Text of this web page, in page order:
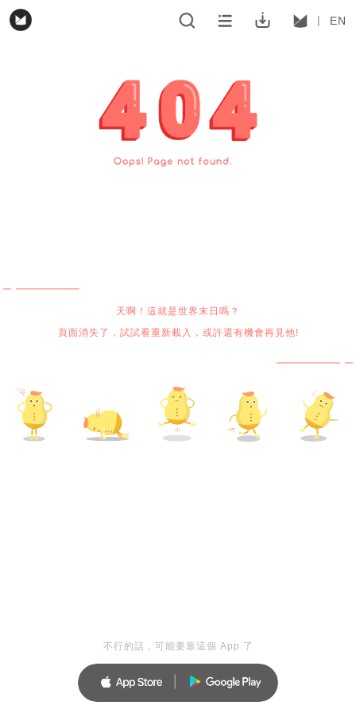
EN
天啊！這就是世界末日嗎？
頁面消失了，試試看重新載入，或許還有機會再見他!
不行的話，可能要靠這個 App 了